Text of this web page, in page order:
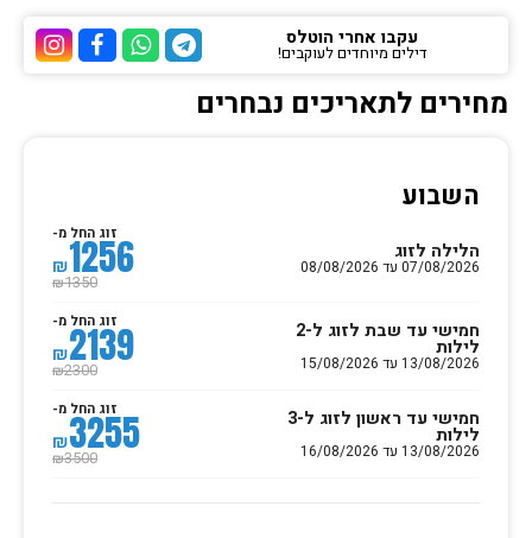
ערוץ ערוץ
ערוץ הוואטסאפ של
ערוץ הטלגרם של הוטלס
עקבו אחרי הוטלס
דילים מיוחדים לעוקבים!
מחירים לתאריכים נבחרים
השבוע
הלילה לזוג
07/08/2026 עד 08/08/2026
זוג החל מ-
₪1256
₪1350
חמישי עד שבת לזוג ל-2
לילות
13/08/2026 עד 15/08/2026
זוג החל מ-
₪2139
₪2300
חמישי עד ראשון לזוג ל-3
לילות
13/08/2026 עד 16/08/2026
זוג החל מ-
₪3255
₪3500